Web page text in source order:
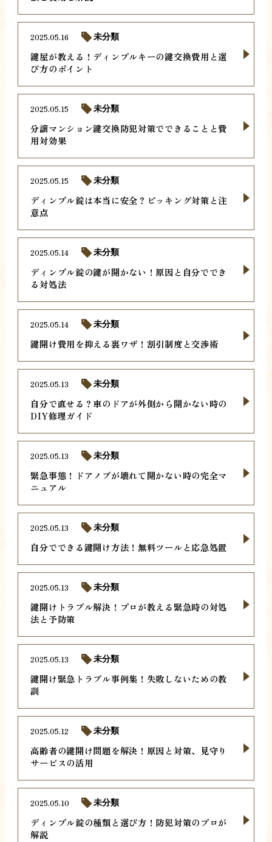
鍵屋が教える！ディンプルキーの鍵交換費用と選
び方のポイント
2025.05.16 未分類
分譲マンション鍵交換防犯対策でできることと費
用対効果
2025.05.15 未分類
ディンプル錠は本当に安全？ピッキング対策と注
意点
2025.05.15 未分類
ディンプル錠の鍵が開かない！原因と自分ででき
る対処法
2025.05.14 未分類
鍵開け費用を抑える裏ワザ！割引制度と交渉術
2025.05.14 未分類
自分で直せる？車のドアが外側から開かない時の
DIY修理ガイド
2025.05.13 未分類
緊急事態！ドアノブが壊れて開かない時の完全マ
ニュアル
2025.05.13 未分類
自分でできる鍵開け方法！無料ツールと応急処置
2025.05.13 未分類
鍵開けトラブル解決！プロが教える緊急時の対処
法と予防策
2025.05.13 未分類
鍵開け緊急トラブル事例集！失敗しないための教
訓
2025.05.13 未分類
高齢者の鍵開け問題を解決！原因と対策、見守り
サービスの活用
2025.05.12 未分類
ディンプル錠の種類と選び方！防犯対策のプロが
解説
2025.05.10 未分類